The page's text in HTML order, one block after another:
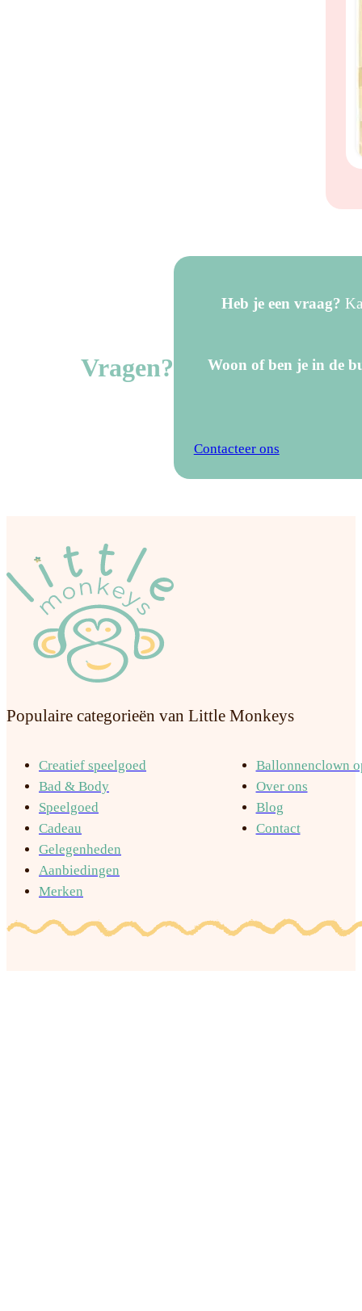
Vragen?
Heb je een vraag?
Woon of ben je in de
Contacteer ons
Populaire categorieën van Little Monkeys
Creatief speelgoed
Bad & Body
Speelgoed
Cadeau
Gelegenheden
Aanbiedingen
Merken
Ballonnenclown
Over ons
Blog
Contact